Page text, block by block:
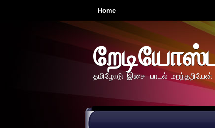
Home
தமிழோடு இசை, பாடல் மறந்தறியேன்